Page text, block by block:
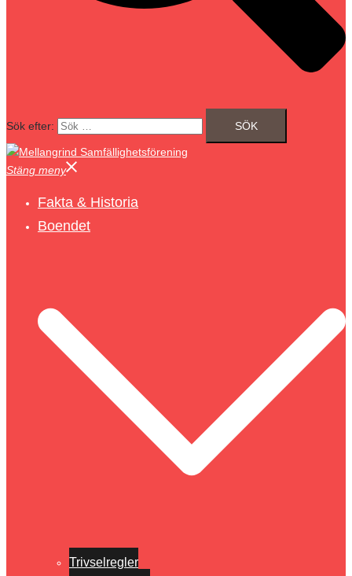
Sök efter:
Stäng meny
Fakta & Historia
Boendet
Trivselregler